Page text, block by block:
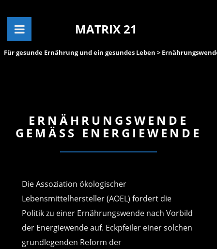
MATRIX 21
Für gesunde Ernährung und ein gesundes Leben >
ERNÄHRUNGSWENDE
GEMÄSS ENERGIEWENDE
Die Assoziation ökologischer
Lebensmittelhersteller (AOEL) fordert die
Politik zu einer Ernährungswende nach Vorbild
der Energiewende auf. Eckpfeiler einer solchen
grundlegenden Reform der